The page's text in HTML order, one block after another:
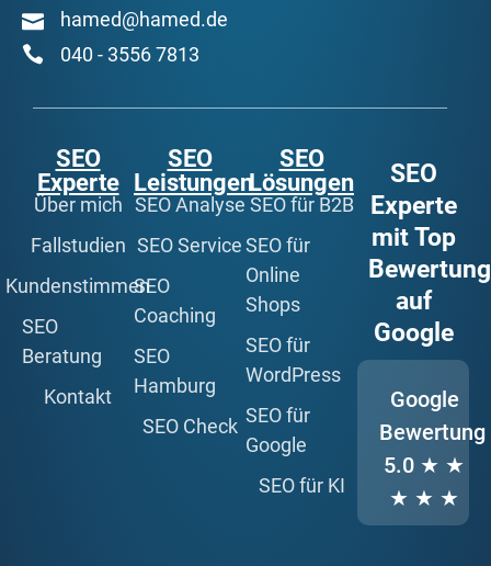
hamed@hamed.de
040 - 3556 7813
SEO
Experte
Über mich
Fallstudien
Kundenstimmen
SEO
Beratung
Kontakt
SEO
Leistungen
SEO Analyse
SEO Service
SEO
Coaching
SEO
Hamburg
SEO Check
SEO
Lösungen
SEO für B2B
SEO für
Online
Shops
SEO für
WordPress
SEO für
Google
SEO für KI
SEO
Experte
mit Top
auf
Google
Google
Bewertung
5.0 ★ ★
★ ★ ★